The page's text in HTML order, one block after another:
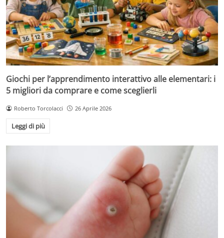
Giochi per l’apprendimento interattivo alle elementari: i
5 migliori da comprare e come sceglierli
Roberto Torcolacci 26 Aprile 2026
Leggi di più